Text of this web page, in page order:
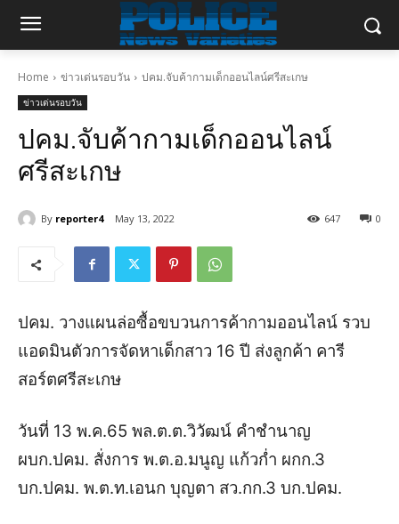
Home ข่าวเด่นรอบวัน ปคม.จับค้ากามเด็กออนไลน์ศรีสะเกษ
ข่าวเด่นรอบวัน
ปคม.จับค้ากามเด็กออนไลน์
ศรีสะเกษ
By reporter4 May 13, 2022 0
647
ปคม. วางแผนล่อซื้อขบวนการค้ากามออนไลน์ รวบ
แอดมินตัวการจัดหาเด็กสาว 16 ปี ส่งลูกค้า คารี
สอร์ตศรีสะเกษ
วันที่ 13 พ.ค.65 พล.ต.ต.วิวัฒน์ คำชำนาญ
ผบก.ปคม. สั่งการ พ.ต.อ.มนูญ แก้วก่ำ ผกก.3
บก.ปคม. พ.ต.ท.เอนก บุญตา สว.กก.3 บก.ปคม.